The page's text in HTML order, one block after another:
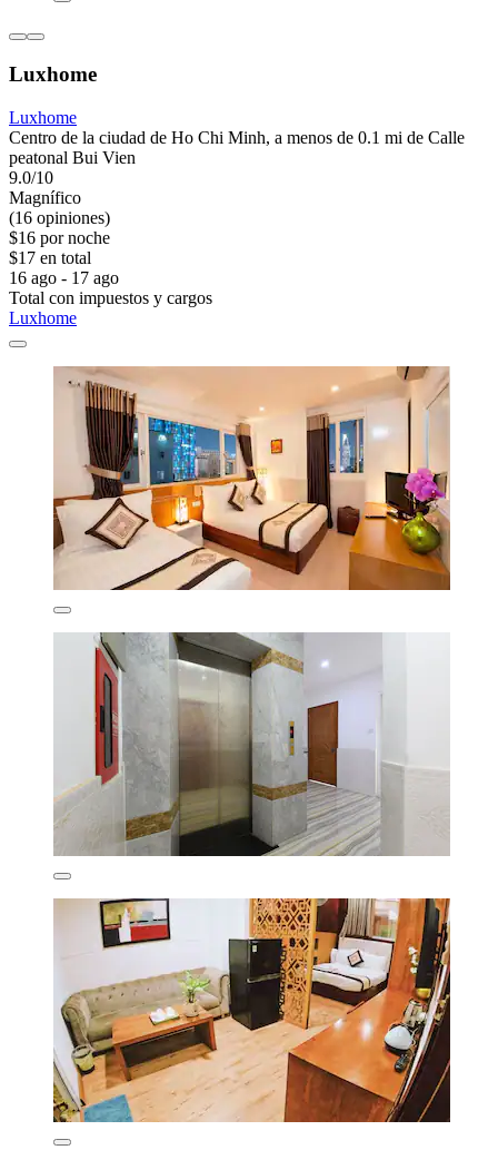
Luxhome
Luxhome
Centro de la ciudad de Ho Chi Minh, a menos de 0.1 mi de Calle
peatonal Bui Vien
9.0/10
Magnífico
(16 opiniones)
$16 por noche
$17 en total
16 ago - 17 ago
Total con impuestos y cargos
Luxhome